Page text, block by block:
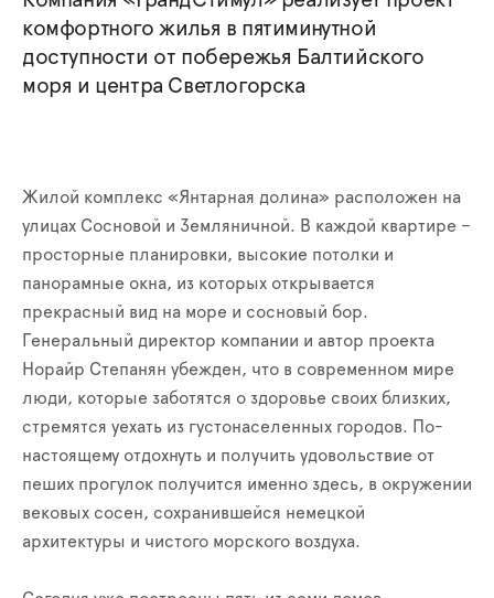
комфортного жилья в пятиминутной
доступности от побережья Балтийского
моря и центра Светлогорска
Жилой комплекс «Янтарная долина» расположен на
улицах Сосновой и Земляничной. В каждой квартире –
просторные планировки, высокие потолки и
панорамные окна, из которых открывается
прекрасный вид на море и сосновый бор.
Генеральный директор компании и автор проекта
Норайр Степанян убежден, что в современном мире
люди, которые заботятся о здоровье своих близких,
стремятся уехать из густонаселенных городов. По-
настоящему отдохнуть и получить удовольствие от
пеших прогулок получится именно здесь, в окружении
вековых сосен, сохранившейся немецкой
архитектуры и чистого морского воздуха.